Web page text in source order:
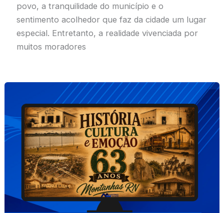
povo, a tranquilidade do município e o
sentimento acolhedor que faz da cidade um lugar
especial. Entretanto, a realidade vivenciada por
muitos moradores